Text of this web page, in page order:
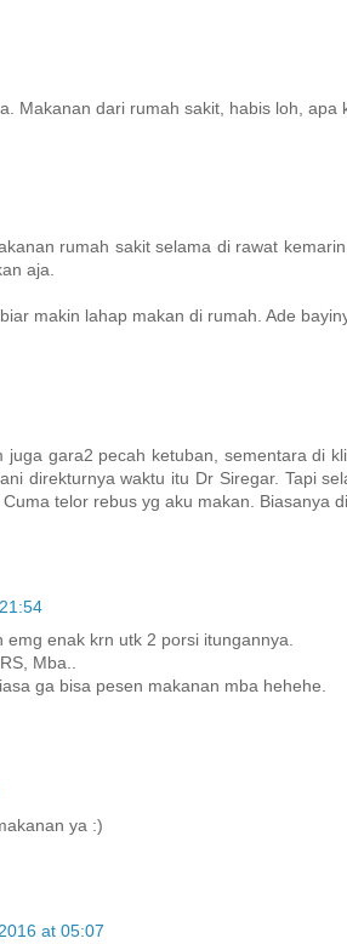
Makanan dari rumah sakit, habis loh,
rumah sakit selama di rawat
aja.
makin lahap makan di rumah. Ade
juga gara2 pecah ketuban, sementara di
direkturnya waktu itu Dr Siregar. Tapi
telor rebus yg aku makan. Biasanya
enak krn utk 2 porsi itungannya.
Mba..
ga bisa pesen makanan mba hehehe.
ya :)
at 05:07